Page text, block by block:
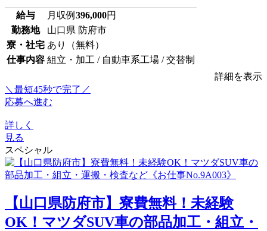
給与 月収例 396,000円
勤務地
山口県 防府市
寮・社宅 あり（無料）
仕事内容 組立・加工 / 自動車系工場 / 交替制
詳細を表示
＼最短45秒で完了／
応募へ進む
詳しく
見る
スペシャル
【山口県防府市】寮費無料！未経験
OK！マツダSUV車の部品加工・組立・